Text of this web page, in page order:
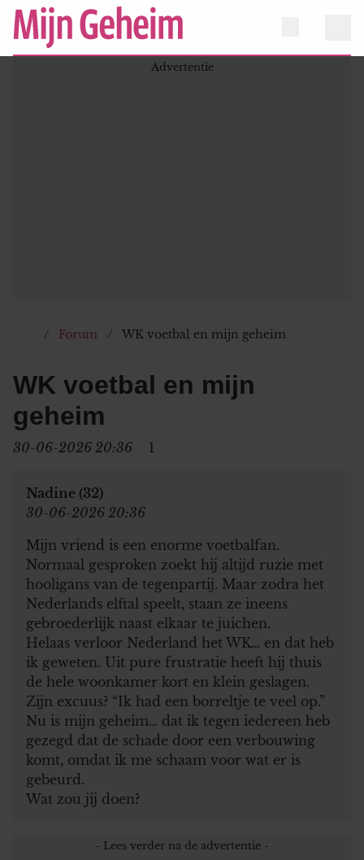
Forum WK voetbal en mijn geheim
WK voetbal en mijn
geheim
30-06-2026 20:36 1
Nadine (32)
30-06-2026 20:36
Mijn vriend is een enorme voetbalfan.
Normaal gesproken zoekt hij altijd ruzie met
hooligans van de tegenpartij. Maar zodra het
Nederlands elftal speelt, staan ze ineens
gebroederlijk naast elkaar te juichen.
Helaas verloor Nederland het WK… en dat heb
ik geweten. Uit pure frustratie heeft hij thuis
de hele woonkamer kort en klein geslagen.
Zijn excuus? “Ik had een borreltje te veel op.”
Nu is mijn geheim… dat ik tegen iedereen heb
gezegd dat de schade door een verbouwing
komt, omdat ik me schaam voor wat er is
gebeurd.
Wat zou jij doen?